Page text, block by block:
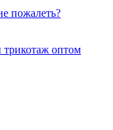
пожалеть?
трикотаж оптом